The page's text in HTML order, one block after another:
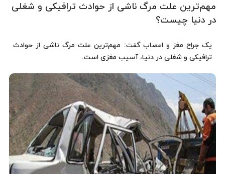
مهم‌ترین علت مرگ ناشی از حوادث ترافیکی و شغلی
در دنیا چیست؟
یک جراح مغز و اعصاب گفت: مهم‌ترین علت مرگ ناشی از حوادث
ترافیکی و شغلی در دنیا، آسیب مغزی است.